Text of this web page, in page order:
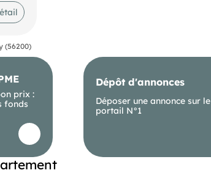
(56200)
prix :
fonds
Dépôt d'annonces
Déposer une annonce sur le
portail N°1